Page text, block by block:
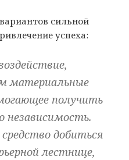
сильной
успеха:
материальные
получить
независимость.
добиться
лестнице,